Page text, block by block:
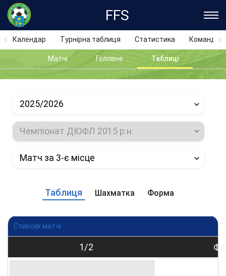
FFS
Календар Турнірна таблиця Статистика Команди
Матчі Головне Таблиці
2025/2026
Чемпіонат ДЮФЛ 2015 р.н.
Матч за 3-є місце
Таблиця Шахматка Форма
Стикові матчі
1/2